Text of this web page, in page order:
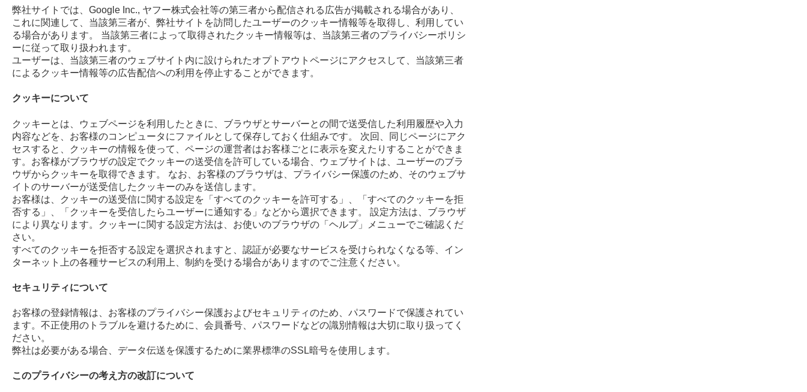
弊社サイトでは、Google Inc., ヤフー株式会社等の第三者から配信される広告が掲載される場合があり、
これに関連して、当該第三者が、弊社サイトを訪問したユーザーのクッキー情報等を取得し、利用してい
る場合があります。 当該第三者によって取得されたクッキー情報等は、当該第三者のプライバシーポリシ
ーに従って取り扱われます。
ユーザーは、当該第三者のウェブサイト内に設けられたオプトアウトページにアクセスして、当該第三者
によるクッキー情報等の広告配信への利用を停止することができます。
クッキーについて
クッキーとは、ウェブページを利用したときに、ブラウザとサーバーとの間で送受信した利用履歴や入力
内容などを、お客様のコンピュータにファイルとして保存しておく仕組みです。 次回、同じページにアク
セスすると、クッキーの情報を使って、ページの運営者はお客様ごとに表示を変えたりすることができま
す。お客様がブラウザの設定でクッキーの送受信を許可している場合、ウェブサイトは、ユーザーのブラ
ウザからクッキーを取得できます。 なお、お客様のブラウザは、プライバシー保護のため、そのウェブサ
イトのサーバーが送受信したクッキーのみを送信します。
お客様は、クッキーの送受信に関する設定を「すべてのクッキーを許可する」、「すべてのクッキーを拒
否する」、「クッキーを受信したらユーザーに通知する」などから選択できます。 設定方法は、ブラウザ
により異なります。クッキーに関する設定方法は、お使いのブラウザの「ヘルプ」メニューでご確認くだ
さい。
すべてのクッキーを拒否する設定を選択されますと、認証が必要なサービスを受けられなくなる等、イン
ターネット上の各種サービスの利用上、制約を受ける場合がありますのでご注意ください。
セキュリティについて
お客様の登録情報は、お客様のプライバシー保護およびセキュリティのため、パスワードで保護されてい
ます。不正使用のトラブルを避けるために、会員番号、パスワードなどの識別情報は大切に取り扱ってく
ださい。
弊社は必要がある場合、データ伝送を保護するために業界標準のSSL暗号を使用します。
このプライバシーの考え方の改訂について